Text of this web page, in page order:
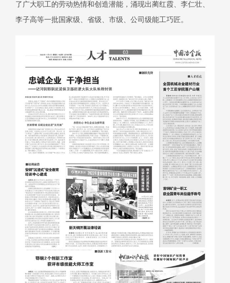
了广大职工的劳动热情和创造潜能，涌现出蔺红霞、李仁壮、
李子高等一批国家级、省级、市级、公司级能工巧匠。